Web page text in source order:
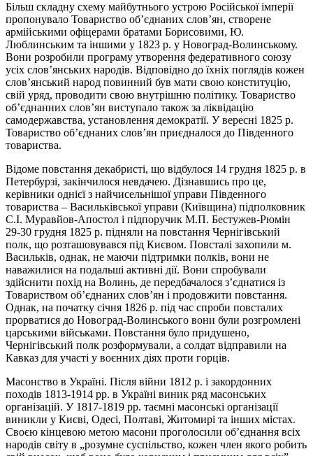
Більш складну схему майбутнього устрою Російської імперії
пропонувало Товариство об’єднаних слов’ян, створене
армійськими офіцерами братами Борисовими, Ю.
Люблинським та іншими у 1823 р. у Новоград-Волинському.
Вони розробили програму утворення федеративного союзу
усіх слов’янських народів. Відповідно до їхніх поглядів кожен
слов’янський народ повинний був мати свою конституцію,
свій уряд, проводити свою внутрішню політику. Товариство
об’єднанних слов’ян виступало також за ліквідацію
самодержавства, установлення демократії. У вересні 1825 р.
Товариство об’єднаних слов’ян приєдналося до Південного
товариства.
Відоме повстання декабристі, що відбулося 14 грудня 1825 р. в
Петербурзі, закінчилося невдачею. Дізнавшись про це,
керівники однієї з найчисельнішої управи Південного
товариства – Васильківської управи (Київщина) підполковник
С.І. Муравйов-Апостол і підпоручик М.П. Бестужев-Рюмін
29-30 грудня 1825 р. підняли на повстання Чернігівський
полк, що розташовувався під Києвом. Повсталі захопили м.
Васильків, однак, не маючи підтримки полків, вони не
наважилися на подальші активні дії. Вони спробували
здійснити похід на Волинь, де передбачалося з’єднатися із
Товариством об’єднаних слов’ян і продовжити повстання.
Однак, на початку січня 1826 р. під час спроби повсталих
прорватися до Новоград-Волинського вони були розгромлені
царськими військами. Повстання було придушено,
Чернігівський полк розформували, а солдат відправили на
Кавказ для участі у воєнних діях проти горців.
Масонство в Україні. Після війни 1812 р. і закордонних
походів 1813-1914 рр. в Україні виник ряд масонських
організацій. У 1817-1819 рр. таємні масонські організації
виникли у Києві, Одесі, Полтаві, Житомирі та інших містах.
Своєю кінцевою метою масони проголосили об’єднання всіх
народів світу в „розумне суспільство, кожен член якого робить